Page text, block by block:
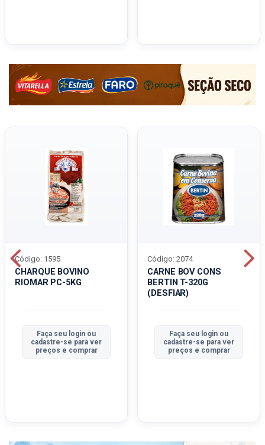
CHARQUE BOVINO
RIOMAR PC-5KG
Código: 1595
Faça seu login ou
cadastre-se para ver
preços e comprar
CARNE BOV CONS
BERTIN T-320G
(DESFIAR)
Código: 2074
Faça seu login ou
cadastre-se para ver
preços e comprar